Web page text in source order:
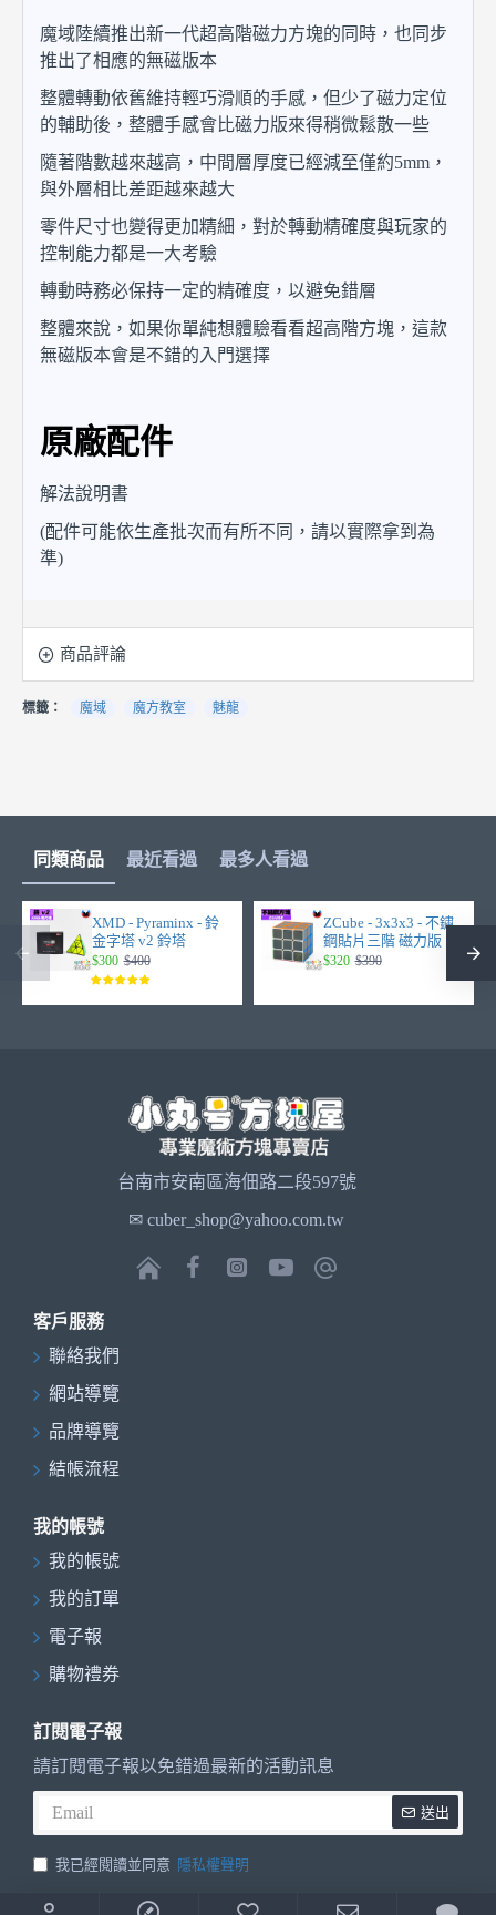
魔域陸續推出新一代超高階磁力方塊的同時，也同步
推出了相應的無磁版本
整體轉動依舊維持輕巧滑順的手感，但少了磁力定位
的輔助後，整體手感會比磁力版來得稍微鬆散一些
隨著階數越來越高，中間層厚度已經減至僅約5mm，
與外層相比差距越來越大
零件尺寸也變得更加精細，對於轉動精確度與玩家的
控制能力都是一大考驗
轉動時務必保持一定的精確度，以避免錯層
整體來說，如果你單純想體驗看看超高階方塊，這款
無磁版本會是不錯的入門選擇
原廠配件
解法說明書
(配件可能依生產批次而有所不同，請以實際拿到為
準)
商品評論
標籤： 魔域 魔方教室 魅龍
同類商品 最近看過 最多人看過
XMD - Pyraminx - 鈴
金字塔 v2 鈴塔
$300 $400
ZCube - 3x3x3 - 不鏽
鋼貼片三階 磁力版
$320 $390
台南市安南區海佃路二段597號
✉ cuber_shop@yahoo.com.tw
客戶服務
聯絡我們
網站導覽
品牌導覽
結帳流程
我的帳號
我的帳號
我的訂單
電子報
購物禮券
訂閱電子報
請訂閱電子報以免錯過最新的活動訊息
送出
我已經閱讀並同意 隱私權聲明